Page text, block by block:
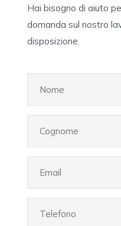
Hai bisogno di aiuto
domanda sul nostro
disposizione.